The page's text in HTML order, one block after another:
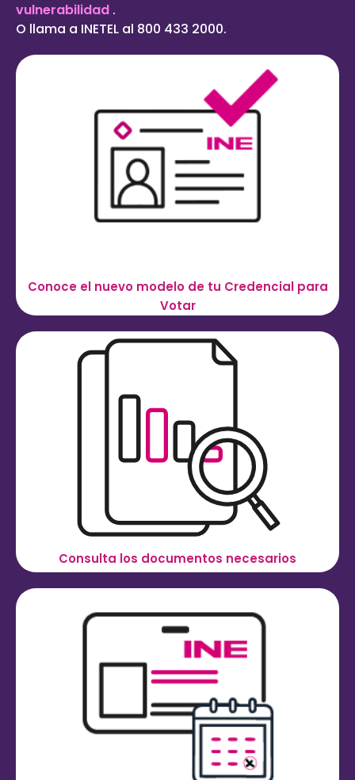
vulnerabilidad .
O llama a INETEL al 800 433 2000.
Conoce el nuevo modelo de tu Credencial para
Votar
Consulta los documentos necesarios